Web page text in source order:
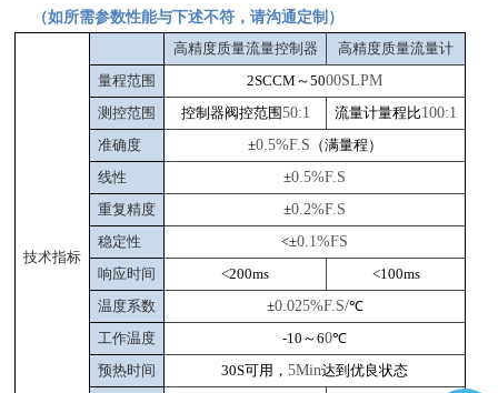
（如所需参数性能与下述不符，请沟通定制）
技术指标
高精度质量流量控制器
高精度质量流量计
量程范围
2SCCM ～5000SLPM
测控范围
控制器阀控范围50:1 流量计量程比100:1
准确度
±0.5%F.S （满量程）
线性
±0.5%F.S
重复精度
±0.2%F.S
稳定性
<±0.1%FS
响应时间
<200ms
<100ms
温度系数
±0.025%F.S/℃
工作温度
-10 ～60℃
预热时间
30S可用，5Min达到优良状态